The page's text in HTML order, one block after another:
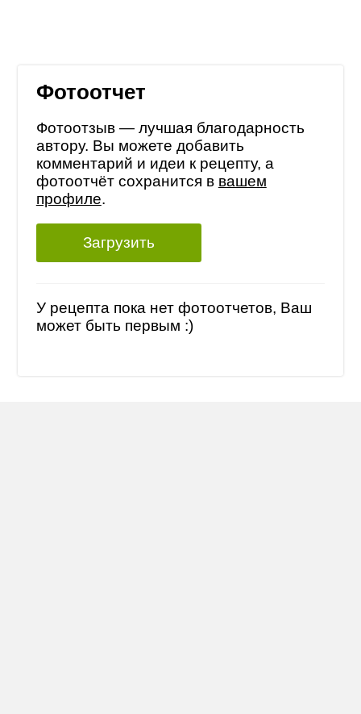
Фотоотчет
Фотоотзыв — лучшая благодарность
автору. Вы можете добавить
комментарий и идеи к рецепту, а
фотоотчёт сохранится в вашем
профиле.
Загрузить
У рецепта пока нет фотоотчетов, Ваш
может быть первым :)